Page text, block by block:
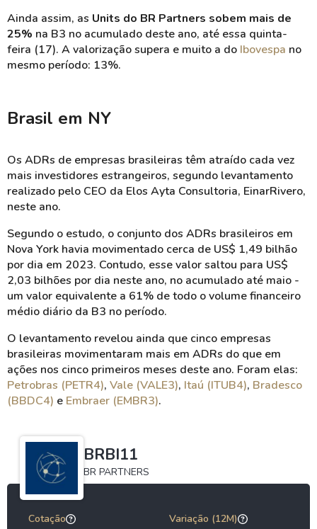
Ainda assim, as Units do BR Partners sobem mais de
25% na B3 no acumulado deste ano, até essa quinta-
feira (17). A valorização supera e muito a do Ibovespa no
mesmo período: 13%.
Brasil em NY
Os ADRs de empresas brasileiras têm atraído cada vez
mais investidores estrangeiros, segundo levantamento
realizado pelo CEO da Elos Ayta Consultoria, EinarRivero,
neste ano.
Segundo o estudo, o conjunto dos ADRs brasileiros em
Nova York havia movimentado cerca de US$ 1,49 bilhão
por dia em 2023. Contudo, esse valor saltou para US$
2,03 bilhões por dia neste ano, no acumulado até maio -
um valor equivalente a 61% de todo o volume financeiro
médio diário da B3 no período.
O levantamento revelou ainda que cinco empresas
brasileiras movimentaram mais em ADRs do que em
ações nos cinco primeiros meses deste ano. Foram elas:
Petrobras (PETR4), Vale (VALE3), Itaú (ITUB4), Bradesco
(BBDC4) e Embraer (EMBR3).
BRBI11
BR PARTNERS
Cotação Variação (12M)